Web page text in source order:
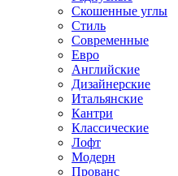
Скошенные углы
Стиль
Современные
Евро
Английские
Дизайнерские
Итальянские
Кантри
Классические
Лофт
Модерн
Прованс